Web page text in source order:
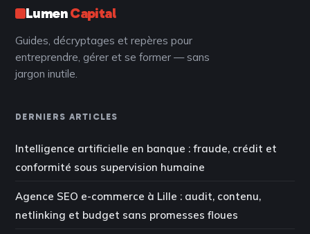
LumenCapital
Guides, décryptages et repères pour
entreprendre, gérer et se former — sans
jargon inutile.
DERNIERS ARTICLES
Intelligence artificielle en banque : fraude, crédit et
conformité sous supervision humaine
Agence SEO e-commerce à Lille : audit, contenu,
netlinking et budget sans promesses floues